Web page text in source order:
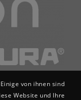
von ihnen sind
Website und Ihre